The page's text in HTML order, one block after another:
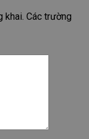
khai. Các trường